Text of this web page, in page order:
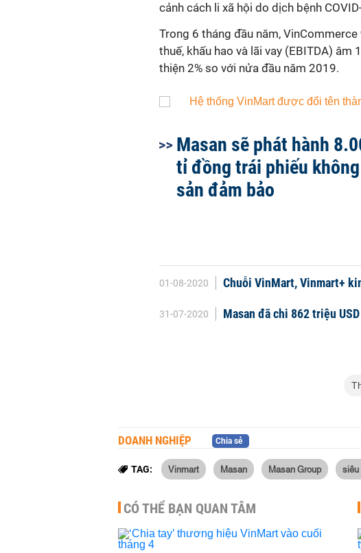
cảnh cách li xã hội do dịch bệnh
Trong 6 tháng đầu năm,
thuế, khấu hao và lãi vay (EBITDA) âm
thiện 2% so với nửa đầu năm 2019.
Masan sẽ phát hành
tỉ đồng trái phiếu
sản đảm bảo
01-08-2020 Chuỗi VinMart, Vinmart+
31-07-2020 Masan đã chi 862 triệu
DOANH NGHIỆP Chia sẻ
TAG: Vinmart Masan Masan Group siêu
CÓ THỂ BẠN QUAN TÂM